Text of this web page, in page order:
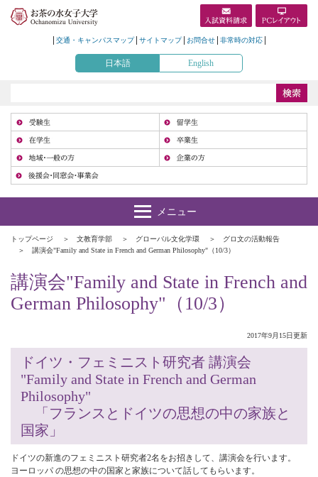
交通・キャンパスマップ サイトマップ お問合せ 非常時の対応
日本語 English
トップページ 文教育学部 グローバル文化学環
グロ文の活動報告
講演会"Family and State in French and German Philosophy"（10/3）
講演会"Family and State in French and
German Philosophy"（10/3）
2017年9月15日更新
ドイツ・フェミニスト研究者 講演会
"Family and State in French and German
Philosophy"
「フランスとドイツの思想の中の家族と
国家」
ドイツの新進のフェミニスト研究者2名をお招きして、講演会を行います。
ヨーロッパ の思想の中の国家と家族について話してもらいます。